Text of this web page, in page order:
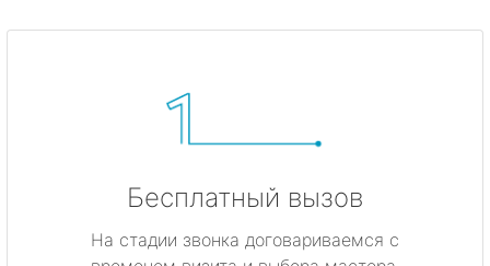
Бесплатный вызов
На стадии звонка договариваемся с